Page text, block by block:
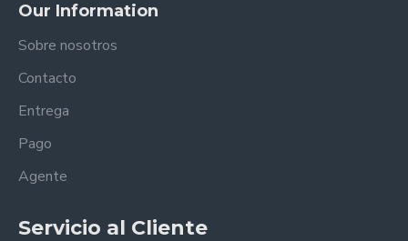
Our Information
Sobre nosotros
Contacto
Entrega
Pago
Agente
Servicio al Cliente